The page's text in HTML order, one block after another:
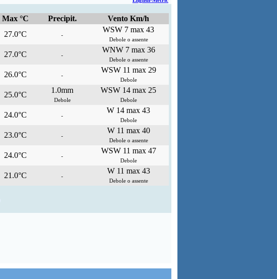
Max °C Precipit.
Vento Km/h
27.0°C -
WSW 7 max 43
Debole o assente
27.0°C -
WNW 7 max 36
Debole o assente
26.0°C -
WSW 11 max 29
Debole
25.0°C
1.0mm
Debole
WSW 14 max 25
Debole
24.0°C -
W 14 max 43
Debole
23.0°C -
W 11 max 40
Debole o assente
24.0°C -
WSW 11 max 47
Debole
21.0°C -
W 11 max 43
Debole o assente